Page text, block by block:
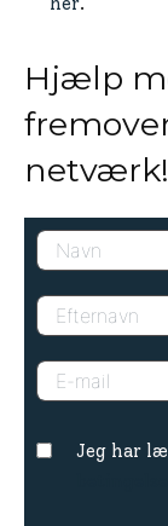
Hjælp
netværk!
Jeg har